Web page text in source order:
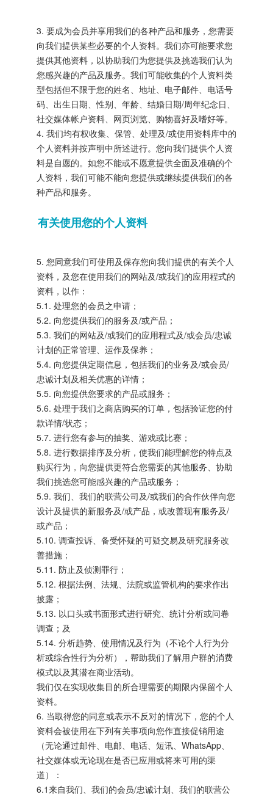
3. 要成为会员并享用我们的各种产品和服务，您需要
向我们提供某些必要的个人资料。我们亦可能要求您
提供其他资料，以协助我们为您提供及挑选我们认为
您感兴趣的产品及服务。我们可能收集的个人资料类
型包括但不限于您的姓名、地址、电子邮件、电话号
码、出生日期、性别、年龄、结婚日期/周年纪念日、
社交媒体帐户资料、网页浏览、购物喜好及嗜好等。
4. 我们均有权收集、保管、处理及/或使用资料库中的
个人资料并按声明中所述进行。您向我们提供个人资
料是自愿的。如您不能或不愿意提供全面及准确的个
人资料，我们可能不能向您提供或继续提供我们的各
种产品和服务。
有关使用您的个人资料
5. 您同意我们可使用及保存您向我们提供的有关个人
资料，及您在使用我们的网站及/或我们的应用程式的
资料，以作：
5.1. 处理您的会员之申请；
5.2. 向您提供我们的服务及/或产品；
5.3. 我们的网站及/或我们的应用程式及/或会员/忠诚
计划的正常管理、运作及保养；
5.4. 向您提供定期信息，包括我们的业务及/或会员/
忠诚计划及相关优惠的详情；
5.5. 向您提供您要求的产品或服务；
5.6. 处理于我们之商店购买的订单，包括验证您的付
款详情/状态；
5.7. 进行您有参与的抽奖、游戏或比赛；
5.8. 进行数据排序及分析，使我们能理解您的特点及
购买行为，向您提供更符合您需要的其他服务、协助
我们挑选您可能感兴趣的产品或服务；
5.9. 我们、我们的联营公司及/或我们的合作伙伴向您
设计及提供的新服务及/或产品，或改善现有服务及/
或产品；
5.10. 调查投诉、备受怀疑的可疑交易及研究服务改
善措施；
5.11. 防止及侦测罪行；
5.12. 根据法例、法规、法院或监管机构的要求作出
披露；
5.13. 以口头或书面形式进行研究、统计分析或问卷
调查；及
5.14. 分析趋势、使用情况及行为（不论个人行为分
析或综合性行为分析），帮助我们了解用户群的消费
模式以及其潜在商业活动。
我们仅在实现收集目的所合理需要的期限内保留个人
资料。
6. 当取得您的同意或表示不反对的情况下，您的个人
资料会被使用在下列有关事项向您作直接促销用途
（无论通过邮件、电邮、电话、短讯、WhatsApp、
社交媒体或无论现在是否已应用或将来可用的渠
道）：
6.1来自我们、我们的会员/忠诚计划、我们的联营公